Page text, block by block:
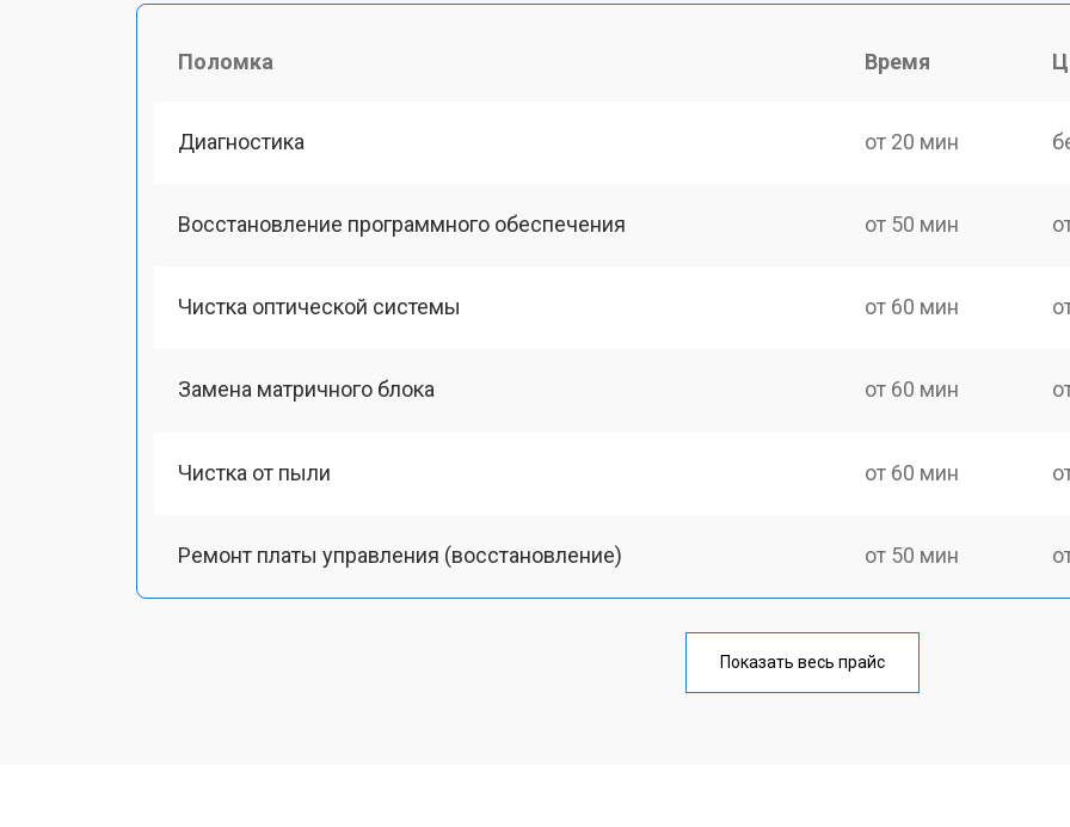
Поломка Время
Диагностика от 20 мин
Восстановление программного обеспечения от 50 мин
Чистка оптической системы от 60 мин
Замена матричного блока от 60 мин
Чистка от пыли от 60 мин
Ремонт платы управления (восстановление) от 50 мин
от 60 мин
Показать весь прайс